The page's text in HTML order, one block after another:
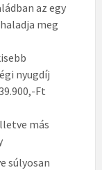
az egy
meg
nyugdíj
Ft
más
súlyosan